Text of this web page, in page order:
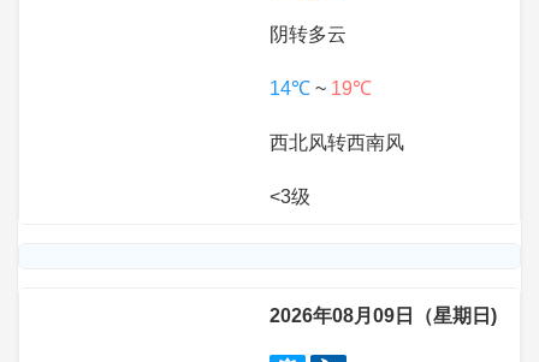
阴转多云
14℃ ~ 19℃
西北风转西南风
<3级
2026年08月09日（星期日)